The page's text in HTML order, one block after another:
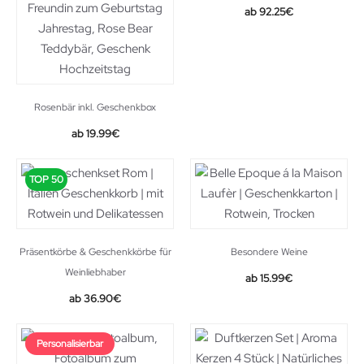
Rosenbär inkl. Geschenkbox
19.99€
Original
92.25€Current
TOP 50
Präsentkörbe & Geschenkkörbe für
Weinliebhaber
36.90€
Besondere Weine
15.99€
Personalisierbar